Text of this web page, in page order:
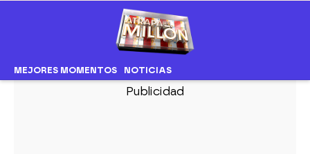
MEJORES MOMENTOS NOTICIAS